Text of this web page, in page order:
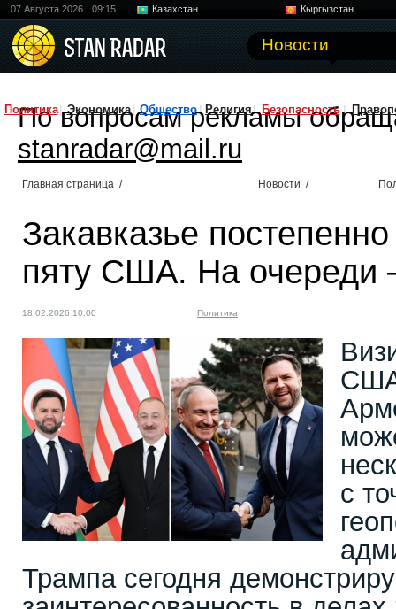
07 Августа 2026 09:15 Казахстан
Кыргызстан
Новости
Политика Экономика Общество Религия Безопасность
По вопросам рекламы
stanradar@mail.ru
Главная страница / Новости /
Закавказье
пяту США. На очереди
18.02.2026 10:00 Политика
с
Трампа сегодня